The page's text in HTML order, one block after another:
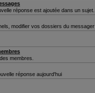
réponse est ajoutée dans un sujet.
modifier vos dossiers du
membres.
réponse aujourd'hui